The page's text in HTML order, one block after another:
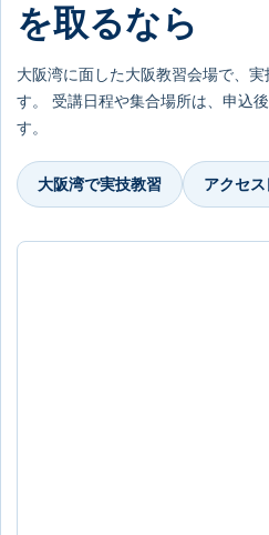
を取るなら
大阪湾に面した大阪教習会場で、
す。 受講日程や集合場所は、申込
す。
大阪湾で実技教習 アクセ